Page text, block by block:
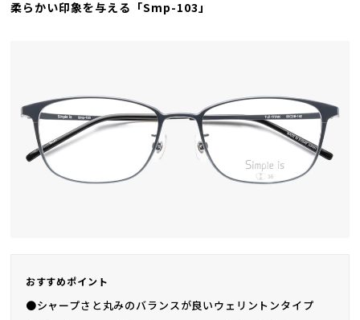
柔らかい印象を与える「Smp-103」
おすすめポイント
●シャープさと丸みのバランスが良いウェリントンタイプ